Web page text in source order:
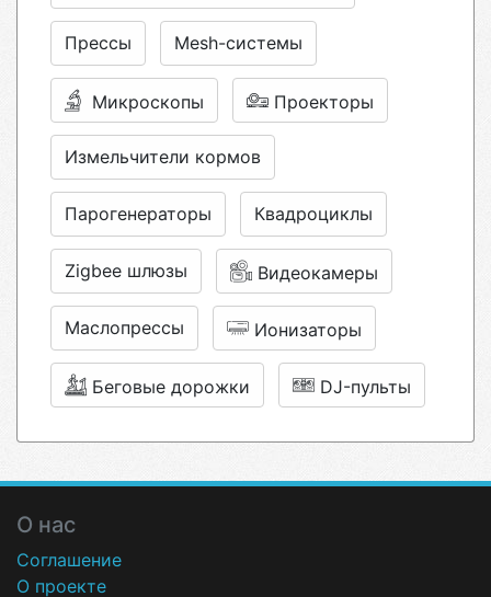
Прессы Mesh-системы
Микроскопы Проекторы
Измельчители кормов
Парогенераторы Квадроциклы
Zigbee шлюзы Видеокамеры
Маслопрессы Ионизаторы
Беговые дорожки DJ-пульты
О нас
Соглашение
О проекте